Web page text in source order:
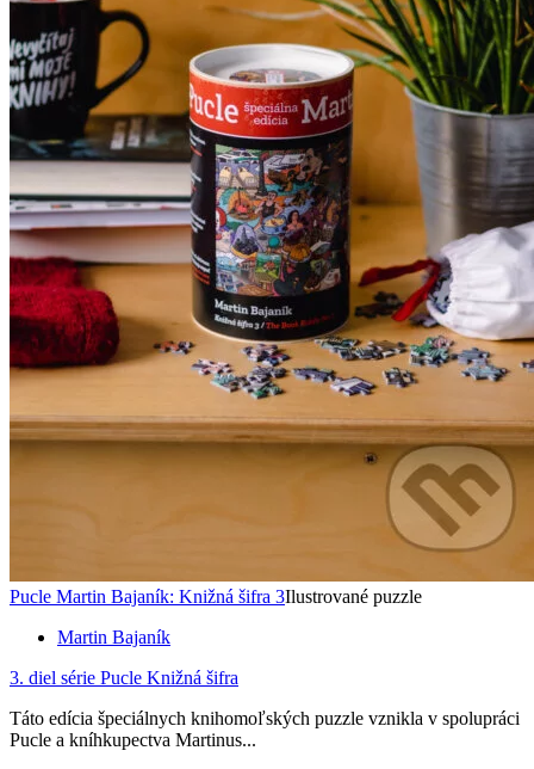
Pucle Martin Bajaník: Knižná šifra 3Ilustrované puzzle
Martin Bajaník
3. diel série Pucle Knižná šifra
Táto edícia špeciálnych knihomoľských puzzle vznikla v spolupráci
Pucle a kníhkupectva Martinus...